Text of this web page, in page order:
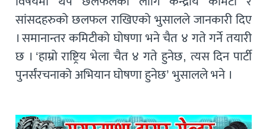
सांसदहरुको छलफल राखिएको भुसालले जानकारी दिए
। समानान्तर कमिटीको घोषणा भने चैत ४ गते गर्ने तयारी
छ । ‘हाम्रो राष्ट्रिय भेला चैत ४ गते हुनेछ, त्यस दिन पार्टी
पुनर्संरचनाको अभियान घोषणा हुनेछ’ भुसालले भने ।